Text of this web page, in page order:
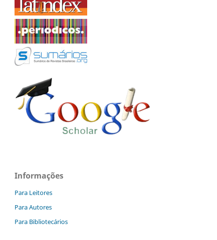
Informações
Para Leitores
Para Autores
Para Bibliotecários